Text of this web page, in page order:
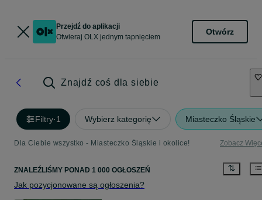
Przejdź do aplikacji
Otwieraj OLX jednym tapnięciem
Otwórz
Znajdź coś dla siebie
Filtry·1 Wybierz kategorię Miasteczko Śląskie
Dla Ciebie wszystko - Miasteczko Śląskie i okolice! Zobacz
ZNALEŹLIŚMY PONAD 1 000 OGŁOSZEŃ
Jak pozycjonowane są ogłoszenia?